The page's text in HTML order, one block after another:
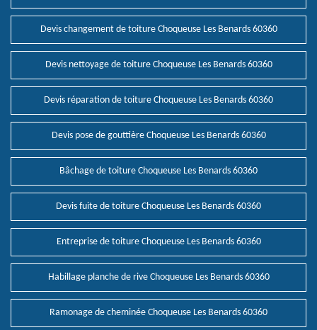
Devis changement de toiture Choqueuse Les Benards 60360
Devis nettoyage de toiture Choqueuse Les Benards 60360
Devis réparation de toiture Choqueuse Les Benards 60360
Devis pose de gouttière Choqueuse Les Benards 60360
Bâchage de toiture Choqueuse Les Benards 60360
Devis fuite de toiture Choqueuse Les Benards 60360
Entreprise de toiture Choqueuse Les Benards 60360
Habillage planche de rive Choqueuse Les Benards 60360
Ramonage de cheminée Choqueuse Les Benards 60360